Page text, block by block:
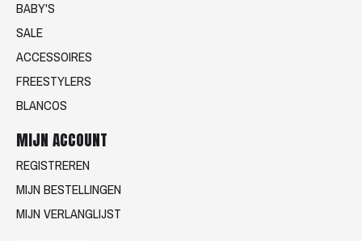
BABY'S
SALE
ACCESSOIRES
FREESTYLERS
BLANCOS
MIJN ACCOUNT
REGISTREREN
MIJN BESTELLINGEN
MIJN VERLANGLIJST